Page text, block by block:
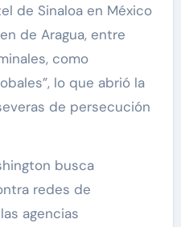
de Sinaloa en México
de Aragua, entre
como
lo que abrió la
de persecución
busca
redes de
agencias